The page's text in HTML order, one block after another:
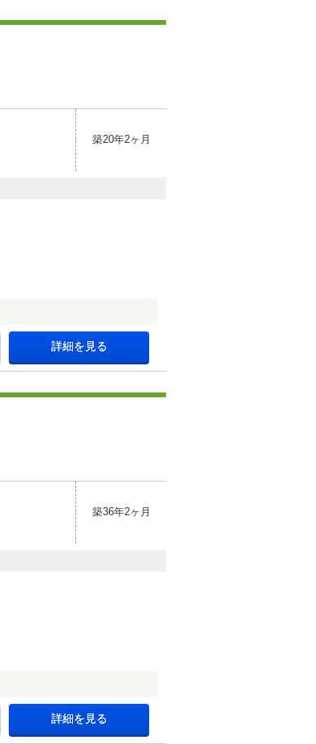
築20年2ヶ月
詳細を見る
築36年2ヶ月
詳細を見る